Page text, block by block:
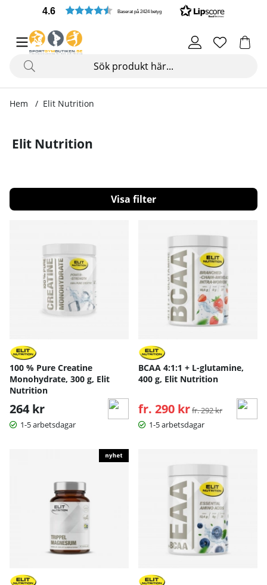
4.6 Baserat på 2424 betyg
Hem Elit Nutrition
Elit Nutrition
Filtrera
100 % Pure Creatine
Monohydrate, 300 g, Elit
Nutrition
264 kr
1-5 arbetsdagar
BCAA 4:1:1 + L-glutamine,
400 g, Elit Nutrition
fr. 290 kr Ordinarie pris:
fr. 292 kr
1-5 arbetsdagar